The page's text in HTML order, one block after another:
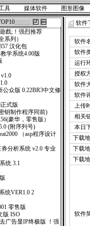
具 媒体软件 图形图像
戲;！强烈推荐
系列）
汉化包
学系统4.00版
公众版 0.22BR3中文修
式版
钥制作程序同前)
豪华，零售版）
(附序列号)
（asp程序设计
分析系统 v2.0 专业
统 3.1
统VER1.0 2
零售版
版 ISO
广告显IP终极版 ！强
软件
软件
软件
运行
授权
软件
软件
上传
相关
本日
下载
下载
下载
软件